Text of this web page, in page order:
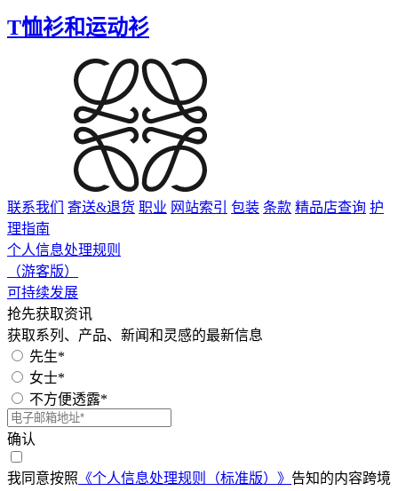
T恤衫和运动衫
联系我们 寄送&退货 职业 网站索引 包装 条款 精品店查询 护
理指南
个人信息处理规则
（游客版）
可持续发展
抢先获取资讯
获取系列、产品、新闻和灵感的最新信息
先生*
女士*
不方便透露*
确认
我同意按照 《个人信息处理规则（标准版）》 告知的内容跨境